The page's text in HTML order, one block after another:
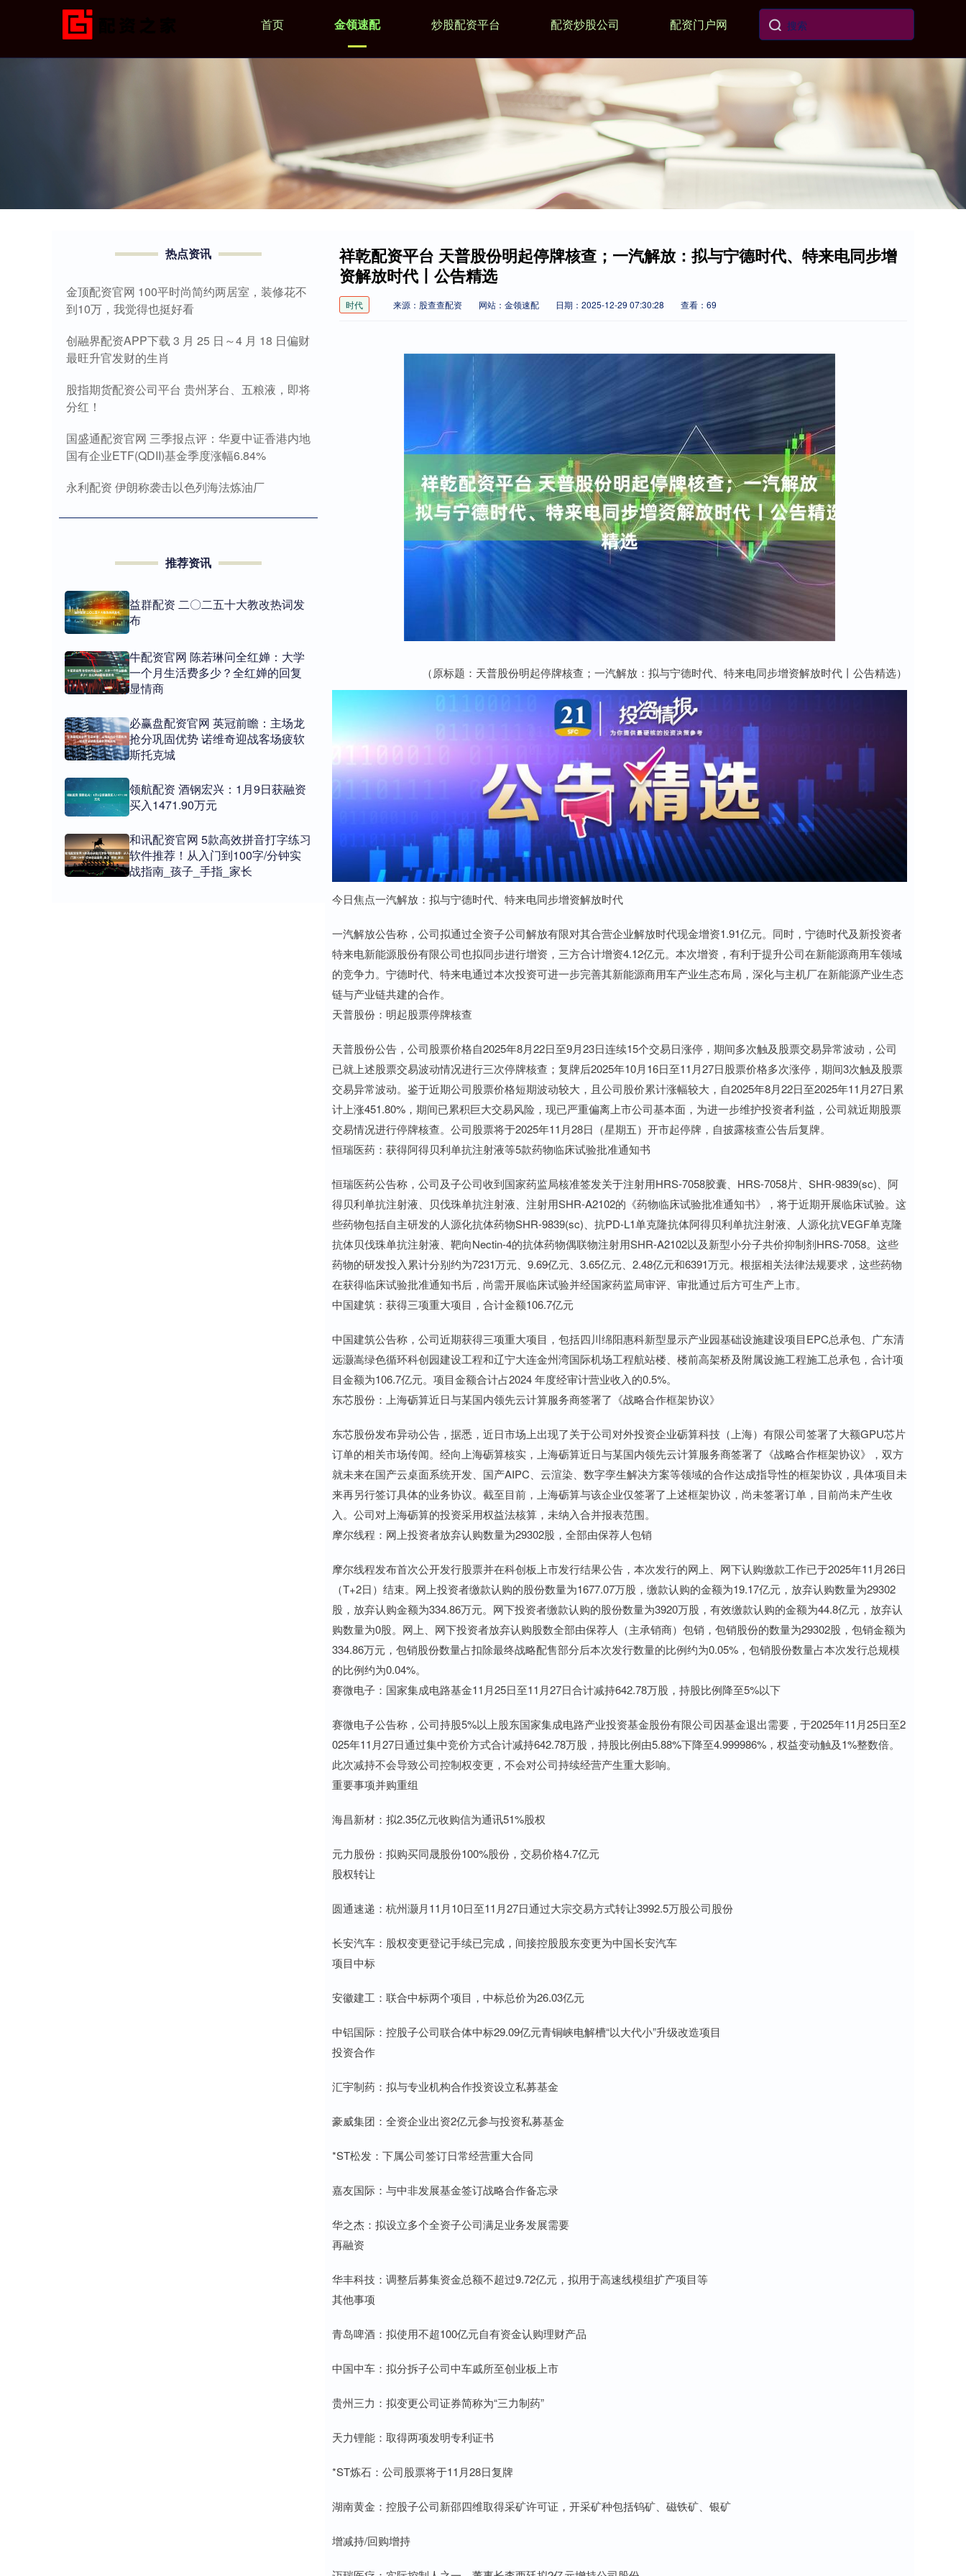
首页 金领速配 炒股配资平台 配资炒股公司 配资门户网
祥乾配资平台 天普股份明起停牌核查；一汽解放：拟与宁德时代、特来电同步增
资解放时代丨公告精选
时代 来源：股查查配资 网站：金领速配 日期：2025-12-29 07:30:28 查看：69
（原标题：天普股份明起停牌核查；一汽解放：拟与宁德时代、特来电同步增资解放时代丨公告精选）
今日焦点一汽解放：拟与宁德时代、特来电同步增资解放时代
一汽解放公告称，公司拟通过全资子公司解放有限对其合营企业解放时代现金增资1.91亿元。同时，宁德时代及新投资者
特来电新能源股份有限公司也拟同步进行增资，三方合计增资4.12亿元。本次增资，有利于提升公司在新能源商用车领域
的竞争力。宁德时代、特来电通过本次投资可进一步完善其新能源商用车产业生态布局，深化与主机厂在新能源产业生态
链与产业链共建的合作。
天普股份：明起股票停牌核查
天普股份公告，公司股票价格自2025年8月22日至9月23日连续15个交易日涨停，期间多次触及股票交易异常波动，公司
已就上述股票交易波动情况进行三次停牌核查；复牌后2025年10月16日至11月27日股票价格多次涨停，期间3次触及股票
交易异常波动。鉴于近期公司股票价格短期波动较大，且公司股价累计涨幅较大，自2025年8月22日至2025年11月27日累
计上涨451.80%，期间已累积巨大交易风险，现已严重偏离上市公司基本面，为进一步维护投资者利益，公司就近期股票
交易情况进行停牌核查。公司股票将于2025年11月28日（星期五）开市起停牌，自披露核查公告后复牌。
恒瑞医药：获得阿得贝利单抗注射液等5款药物临床试验批准通知书
恒瑞医药公告称，公司及子公司收到国家药监局核准签发关于注射用HRS-7058胶囊、HRS-7058片、SHR-9839(sc)、阿
得贝利单抗注射液、贝伐珠单抗注射液、注射用SHR-A2102的《药物临床试验批准通知书》，将于近期开展临床试验。这
些药物包括自主研发的人源化抗体药物SHR-9839(sc)、抗PD-L1单克隆抗体阿得贝利单抗注射液、人源化抗VEGF单克隆
抗体贝伐珠单抗注射液、靶向Nectin-4的抗体药物偶联物注射用SHR-A2102以及新型小分子共价抑制剂HRS-7058。这些
药物的研发投入累计分别约为7231万元、9.69亿元、3.65亿元、2.48亿元和6391万元。根据相关法律法规要求，这些药物
在获得临床试验批准通知书后，尚需开展临床试验并经国家药监局审评、审批通过后方可生产上市。
中国建筑：获得三项重大项目，合计金额106.7亿元
中国建筑公告称，公司近期获得三项重大项目，包括四川绵阳惠科新型显示产业园基础设施建设项目EPC总承包、广东清
远灏嵩绿色循环科创园建设工程和辽宁大连金州湾国际机场工程航站楼、楼前高架桥及附属设施工程施工总承包，合计项
目金额为106.7亿元。项目金额合计占2024 年度经审计营业收入的0.5%。
东芯股份：上海砺算近日与某国内领先云计算服务商签署了《战略合作框架协议》
东芯股份发布异动公告，据悉，近日市场上出现了关于公司对外投资企业砺算科技（上海）有限公司签署了大额GPU芯片
订单的相关市场传闻。经向上海砺算核实，上海砺算近日与某国内领先云计算服务商签署了《战略合作框架协议》，双方
就未来在国产云桌面系统开发、国产AIPC、云渲染、数字孪生解决方案等领域的合作达成指导性的框架协议，具体项目未
来再另行签订具体的业务协议。截至目前，上海砺算与该企业仅签署了上述框架协议，尚未签署订单，目前尚未产生收
入。公司对上海砺算的投资采用权益法核算，未纳入合并报表范围。
摩尔线程：网上投资者放弃认购数量为29302股，全部由保荐人包销
摩尔线程发布首次公开发行股票并在科创板上市发行结果公告，本次发行的网上、网下认购缴款工作已于2025年11月26日
（T+2日）结束。网上投资者缴款认购的股份数量为1677.07万股，缴款认购的金额为19.17亿元，放弃认购数量为29302
股，放弃认购金额为334.86万元。网下投资者缴款认购的股份数量为3920万股，有效缴款认购的金额为44.8亿元，放弃认
购数量为0股。网上、网下投资者放弃认购股数全部由保荐人（主承销商）包销，包销股份的数量为29302股，包销金额为
334.86万元，包销股份数量占扣除最终战略配售部分后本次发行数量的比例约为0.05%，包销股份数量占本次发行总规模
的比例约为0.04%。
赛微电子：国家集成电路基金11月25日至11月27日合计减持642.78万股，持股比例降至5%以下
赛微电子公告称，公司持股5%以上股东国家集成电路产业投资基金股份有限公司因基金退出需要，于2025年11月25日至2
025年11月27日通过集中竞价方式合计减持642.78万股，持股比例由5.88%下降至4.999986%，权益变动触及1%整数倍。
此次减持不会导致公司控制权变更，不会对公司持续经营产生重大影响。
重要事项并购重组
海昌新材：拟2.35亿元收购信为通讯51%股权
元力股份：拟购买同晟股份100%股份，交易价格4.7亿元
股权转让
圆通速递：杭州灏月11月10日至11月27日通过大宗交易方式转让3992.5万股公司股份
长安汽车：股权变更登记手续已完成，间接控股股东变更为中国长安汽车
项目中标
安徽建工：联合中标两个项目，中标总价为26.03亿元
中铝国际：控股子公司联合体中标29.09亿元青铜峡电解槽“以大代小”升级改造项目
投资合作
汇宇制药：拟与专业机构合作投资设立私募基金
豪威集团：全资企业出资2亿元参与投资私募基金
*ST松发：下属公司签订日常经营重大合同
嘉友国际：与中非发展基金签订战略合作备忘录
华之杰：拟设立多个全资子公司满足业务发展需要
再融资
华丰科技：调整后募集资金总额不超过9.72亿元，拟用于高速线模组扩产项目等
其他事项
青岛啤酒：拟使用不超100亿元自有资金认购理财产品
中国中车：拟分拆子公司中车戚所至创业板上市
贵州三力：拟变更公司证券简称为“三力制药”
天力锂能：取得两项发明专利证书
*ST炼石：公司股票将于11月28日复牌
湖南黄金：控股子公司新邵四维取得采矿许可证，开采矿种包括钨矿、磁铁矿、银矿
增减持/回购增持
热点资讯
金顶配资官网 100平时尚简约两居室，装修花不
到10万，我觉得也挺好看
创融界配资APP下载 3 月 25 日～4 月 18 日偏财
最旺升官发财的生肖
股指期货配资公司平台 贵州茅台、五粮液，即将
分红！
国盛通配资官网 三季报点评：华夏中证香港内地
国有企业ETF(QDII)基金季度涨幅6.84%
永利配资 伊朗称袭击以色列海法炼油厂
推荐资讯
益群配资 二〇二五十大教改热词发
布
牛配资官网 陈若琳问全红婵：大学
一个月生活费多少？全红婵的回复
显情商
必赢盘配资官网 英冠前瞻：主场龙
抢分巩固优势 诺维奇迎战客场疲软
斯托克城
领航配资 酒钢宏兴：1月9日获融资
买入1471.90万元
和讯配资官网 5款高效拼音打字练习
软件推荐！从入门到100字/分钟实
战指南_孩子_手指_家长